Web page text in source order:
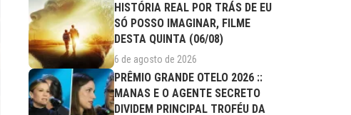
HISTÓRIA REAL POR TRÁS DE EU
SÓ POSSO IMAGINAR, FILME
DESTA QUINTA (06/08)
6 de agosto de 2026
PRÊMIO GRANDE OTELO 2026 ::
MANAS E O AGENTE SECRETO
DIVIDEM PRINCIPAL TROFÉU DA